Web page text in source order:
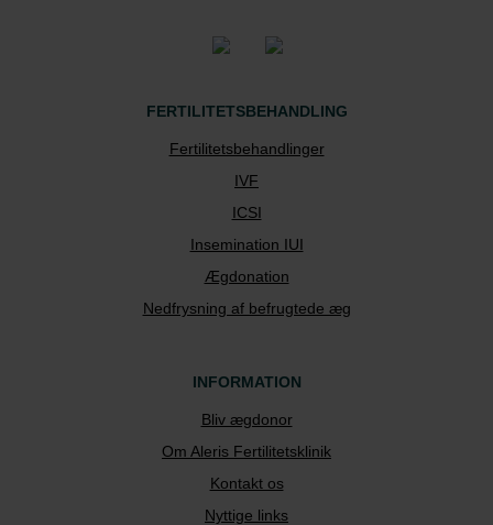
FERTILITETSBEHANDLING
Fertilitetsbehandlinger
IVF
ICSI
Insemination IUI
Ægdonation
Nedfrysning af befrugtede æg
INFORMATION
Bliv ægdonor
Om Aleris Fertilitetsklinik
Kontakt os
Nyttige links